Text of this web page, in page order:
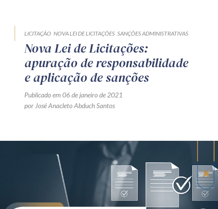
LICITAÇÃO NOVA LEI DE LICITAÇÕES SANÇÕES ADMINISTRATIVAS
Nova Lei de Licitações:
apuração de responsabilidade
e aplicação de sanções
Publicado em 06 de janeiro de 2021
por José Anacleto Abduch Santos